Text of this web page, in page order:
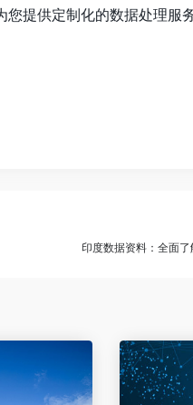
提供定制化的数据处理服
印度数据资料：全面